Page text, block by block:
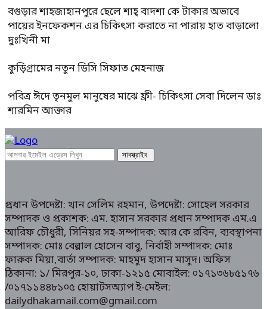
বগুড়ার শাহজাহানপুরে ছেলে শাহ্ বাদশা কে টাকার অভাবে
পায়ের ইনফেকশন এর চিকিৎসা করাতে না পারায় হাত বাড়ালো
দুঃখিনী মা
কুড়িগ্রামের নতুন ডিসি সিফাত মেহনাজ
পবিত্র ঈদে তৃনমুল মানুষের মাঝে ফ্রী- চিকিৎসা সেবা দিলেন ডাঃ
শারমিন আক্তার
প্রধান উপদেষ্টা: খান সেলিম রহমান, উপদেষ্টা: সোহেল সরকার
সম্পাদক ও প্রকাশক: এম. হাসান সরকার প্রধান সম্পাদক এম.এ
আরিফ চৌধুরী, সিনিয়র সহ-সম্পাদক: আর কে রবিন, ব্যবস্থাপনা
সম্পাদক: মোঃ বেল্লাল হোসেন বাবু, নির্বাহী সম্পাদক: মোঃ
ফারুক মিয়া,বার্তা সম্পাদক: মাহমুদ হাসান মাসুদ। অফিস
ঠিকানা: ১/ মিরপুর-১০, ঢাকা-১২১৫ মোবাইল: ০১৭১৩৬৮৫১৭৬
/০১৭১১৪৪৮১০৫ হোয়াটসঅ্যাপ ই-মেইল:
dailydhakamail.com@gmail.com